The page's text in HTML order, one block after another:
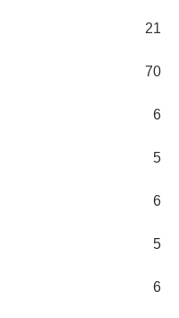
21
70
6
5
6
5
6